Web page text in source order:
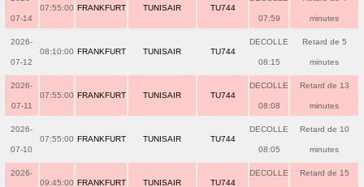
07-14
07:55:00 FRANKFURT TUNISAIR TU744
07:59 minutes
2026-
07-12
08:10:00 FRANKFURT TUNISAIR TU744
DECOLLE
08:15
Retard de 5
minutes
2026-
07-11
07:55:00 FRANKFURT TUNISAIR TU744
DECOLLE
08:08
Retard de 13
minutes
2026-
07-10
07:55:00 FRANKFURT TUNISAIR TU744
DECOLLE
08:05
Retard de 10
minutes
2026-
09:45:00 FRANKFURT TUNISAIR TU744
DECOLLE Retard de 15